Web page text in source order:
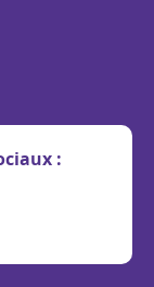
: